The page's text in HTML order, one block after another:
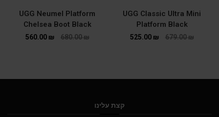
UGG Classic Ultra Mini
Platform Black
679.00₪
525.00 ₪
UGG Neumel Platform
Chelsea Boot Black
680.00₪
560.00 ₪
קצת עלינו